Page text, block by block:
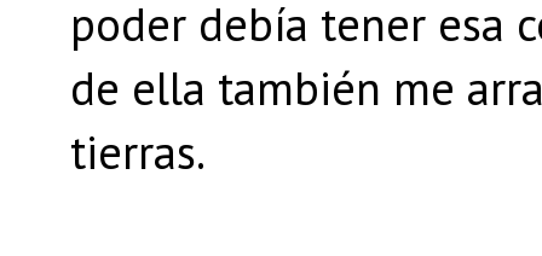
poder debía tener esa
de ella también me
tierras.